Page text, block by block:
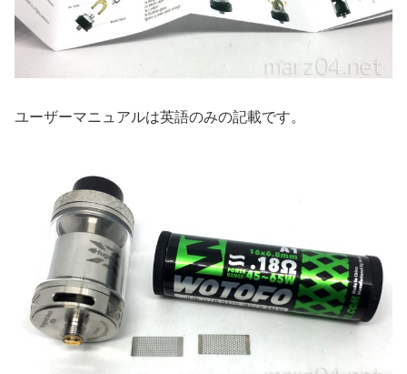
ユーザーマニュアルは英語のみの記載です。